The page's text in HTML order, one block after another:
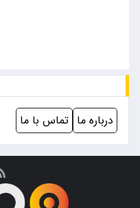
درباره ما تماس با ما